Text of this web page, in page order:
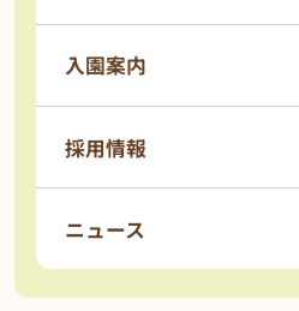
入園案内
採用情報
ニュース